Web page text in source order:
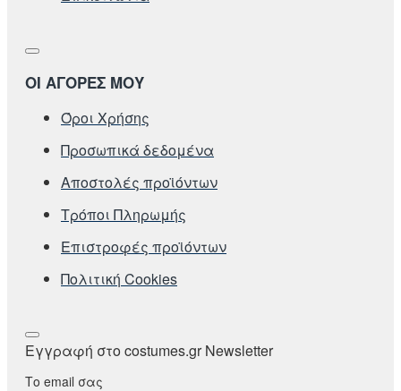
ΟΙ ΑΓΟΡΕΣ ΜΟΥ
Όροι Χρήσης
Προσωπικά δεδομένα
Αποστολές προϊόντων
Τρόποι Πληρωμής
Επιστροφές προϊόντων
Πολιτική Cookies
Εγγραφή στο costumes.gr Newsletter
Το email σας